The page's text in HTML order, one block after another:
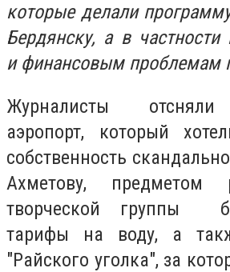
которые делали
Бердянску, а в
и финансовым проблемам
Журналисты отсняли
аэропорт, который
собственность
Ахметову, предметом
творческой группы
тарифы на воду, а
"Райского уголка", за